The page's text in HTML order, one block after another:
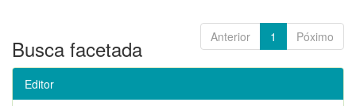
Anterior 1 Póximo
Busca facetada
Editor